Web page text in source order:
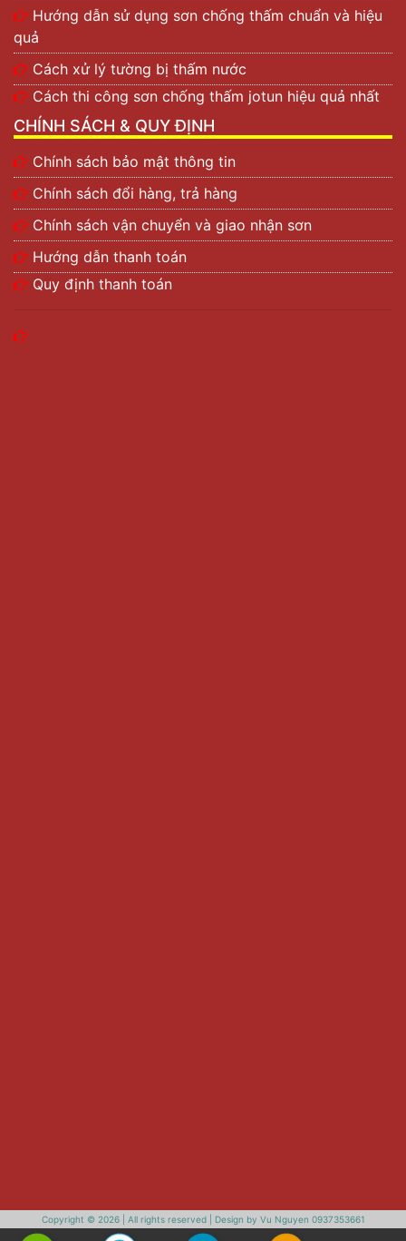
Hướng dẫn sử dụng sơn chống thấm chuẩn và hiệu
quả
Cách xử lý tường bị thấm nước
Cách thi công sơn chống thấm jotun hiệu quả nhất
CHÍNH SÁCH & QUY ĐỊNH
Chính sách bảo mật thông tin
Chính sách đổi hàng, trả hàng
Chính sách vận chuyển và giao nhận sơn
Hướng dẫn thanh toán
Quy định thanh toán
Copyright © 2026 | All rights reserved | Design by Vu Nguyen 0937353661